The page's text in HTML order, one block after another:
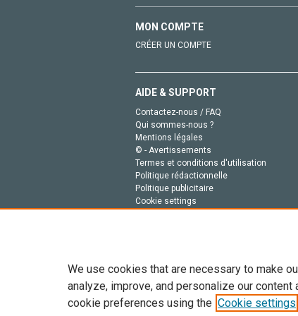
MON COMPTE
CRÉER UN COMPTE
AIDE & SUPPORT
Contactez-nous / FAQ
Qui sommes-nous ?
Mentions légales
© - Avertissements
Termes et conditions d'utilisation
Politique rédactionnelle
Politique publicitaire
Cookie settings
Tout le contenu de ce site: Copyright ©
We use cookies that are necessary to make
analyze, improve, and personalize our content
cookie preferences using the Cookie settings